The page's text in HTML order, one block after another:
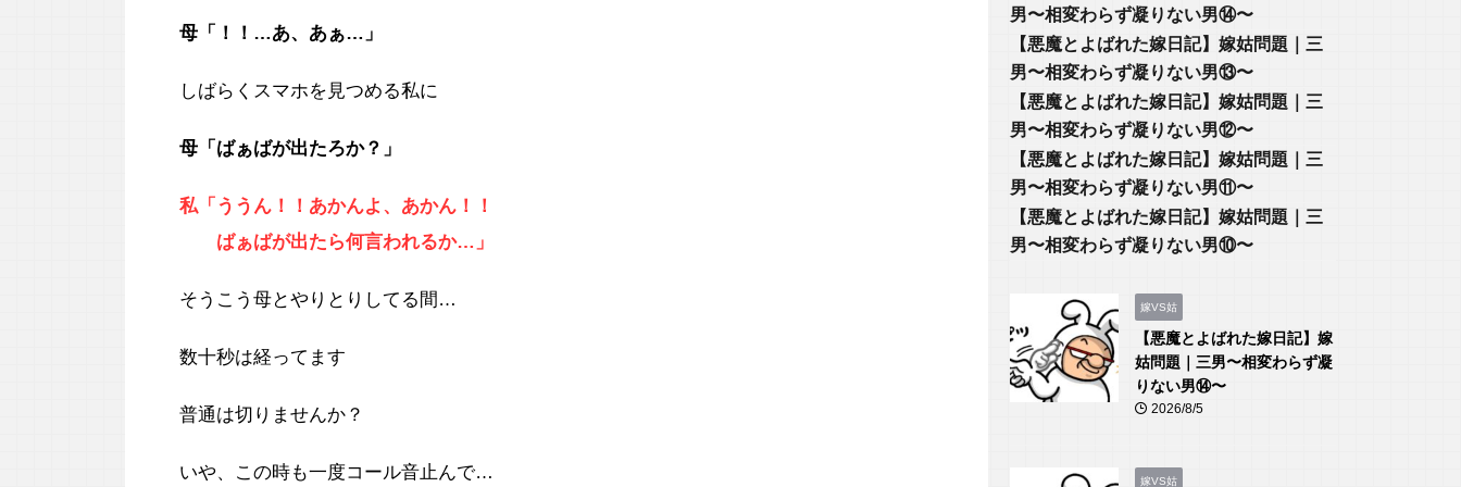
母「！！…あ、あぁ…」
しばらくスマホを見つめる私に
母「ばぁばが出たろか？」
私「ううん！！あかんよ、あかん！！
ばぁばが出たら何言われるか…」
そうこう母とやりとりしてる間…
数十秒は経ってます
普通は切りませんか？
いや、この時も一度コール音止んで…
男〜相変わらず凝りない男⑭〜
【悪魔とよばれた嫁日記】嫁姑問題｜三
男〜相変わらず凝りない男⑬〜
【悪魔とよばれた嫁日記】嫁姑問題｜三
男〜相変わらず凝りない男⑫〜
【悪魔とよばれた嫁日記】嫁姑問題｜三
男〜相変わらず凝りない男⑪〜
【悪魔とよばれた嫁日記】嫁姑問題｜三
男〜相変わらず凝りない男⑩〜
嫁VS姑
【悪魔とよばれた嫁日記】嫁
姑問題｜三男〜相変わらず凝
りない男⑭〜
2026/8/5
嫁VS姑